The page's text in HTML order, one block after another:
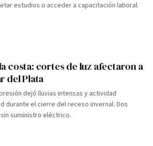
estudios o acceder a capacitación laboral.
costa: cortes de luz afectaron a
del Plata
dejó lluvias intensas y actividad
durante el cierre del receso invernal. Dos
suministro eléctrico.